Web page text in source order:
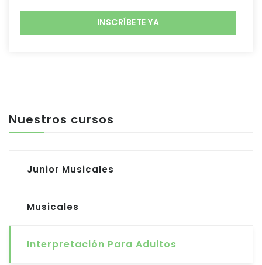
Nuestros cursos
Junior Musicales
Musicales
Interpretación Para Adultos
INSCRÍBETE YA